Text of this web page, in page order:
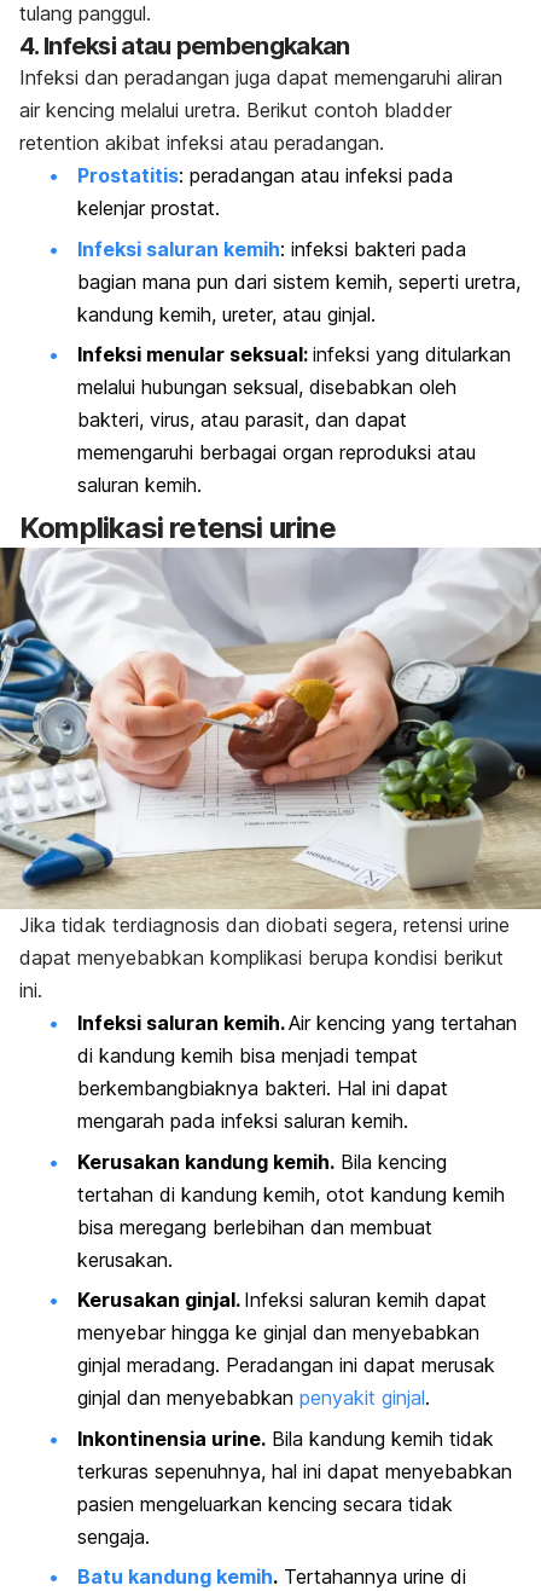
tulang panggul.
4. Infeksi atau pembengkakan
Infeksi dan peradangan juga dapat memengaruhi aliran
air kencing melalui uretra. Berikut contoh bladder
retention akibat infeksi atau peradangan.
Prostatitis: peradangan atau infeksi pada
kelenjar prostat.
Infeksi saluran kemih: infeksi bakteri pada
bagian mana pun dari sistem kemih, seperti uretra,
kandung kemih, ureter, atau ginjal.
Infeksi menular seksual: infeksi yang ditularkan
melalui hubungan seksual, disebabkan oleh
bakteri, virus, atau parasit, dan dapat
memengaruhi berbagai organ reproduksi atau
saluran kemih.
Komplikasi retensi urine
Jika tidak terdiagnosis dan diobati segera, retensi urine
dapat menyebabkan komplikasi berupa kondisi berikut
ini.
Infeksi saluran kemih.Air kencing yang tertahan
di kandung kemih bisa menjadi tempat
berkembangbiaknya bakteri. Hal ini dapat
mengarah pada infeksi saluran kemih.
Kerusakan kandung kemih. Bila kencing
tertahan di kandung kemih, otot kandung kemih
bisa meregang berlebihan dan membuat
kerusakan.
Kerusakan ginjal. Infeksi saluran kemih dapat
menyebar hingga ke ginjal dan menyebabkan
ginjal meradang. Peradangan ini dapat merusak
ginjal dan menyebabkan penyakit ginjal.
Inkontinensia urine. Bila kandung kemih tidak
terkuras sepenuhnya, hal ini dapat menyebabkan
pasien mengeluarkan kencing secara tidak
sengaja.
Batu kandung kemih. Tertahannya urine di